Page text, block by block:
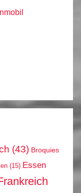
(43) Broquies
(15) Essen